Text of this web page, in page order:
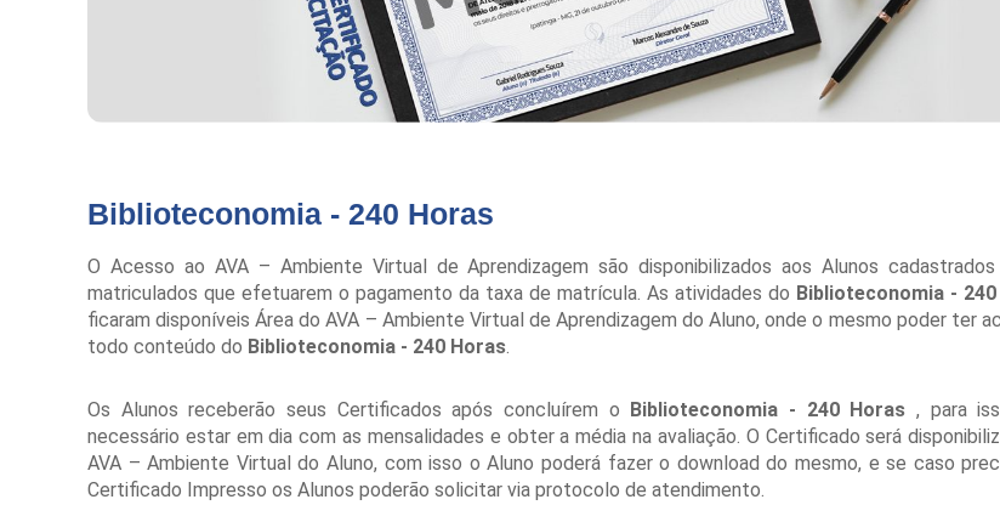
Biblioteconomia - 240 Horas
O Acesso ao AVA – Ambiente Virtual de Aprendizagem são disponibilizados aos Alunos
matriculados que efetuarem o pagamento da taxa de matrícula. As atividades do Biblioteconomia -
ficaram disponíveis Área do AVA – Ambiente Virtual de Aprendizagem do Aluno, onde o mesmo poder ter
todo conteúdo do Biblioteconomia - 240 Horas.
Os Alunos receberão seus Certificados após concluírem o Biblioteconomia - 240 Horas , para
necessário estar em dia com as mensalidades e obter a média na avaliação. O Certificado será
AVA – Ambiente Virtual do Aluno, com isso o Aluno poderá fazer o download do mesmo, e se caso
Certificado Impresso os Alunos poderão solicitar via protocolo de atendimento.